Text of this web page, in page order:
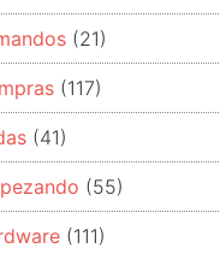
(21)
(117)
(41)
(55)
(111)